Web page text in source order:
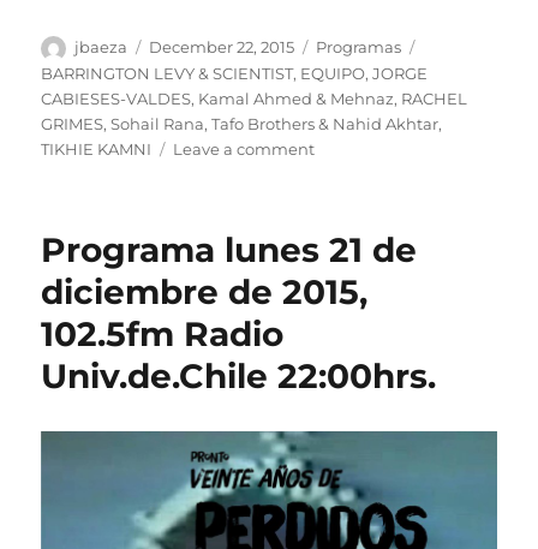
Author
jbaeza
Posted
on
December 22, 2015 Categories
Programas
BARRINGTON LEVY & SCIENTIST, EQUIPO,JORGE
CABIESES-VALDES, Kamal Ahmed & Mehnaz, RACHEL
GRIMES,Sohail Rana,Tafo Brothers & Nahid Akhtar,
TIKHIE KAMNI
Leave a commenton
emisiÃ³n
lunes
dic
Programa lunes 21 de
diciembre de 2015,
102.5fm Radio
Univ.de.Chile 22:00hrs.